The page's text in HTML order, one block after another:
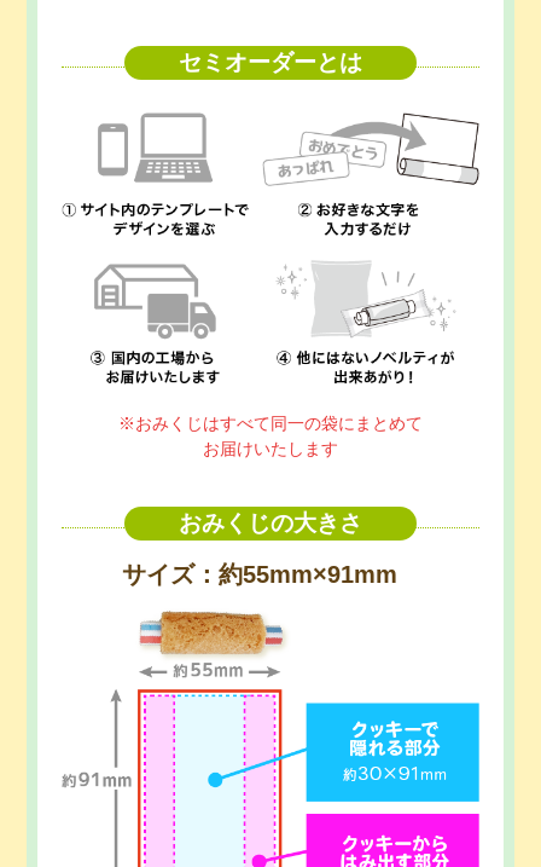
セミオーダーとは
※おみくじはすべて同一の袋にまとめて
お届けいたします
おみくじの大きさ
サイズ：約55mm×91mm